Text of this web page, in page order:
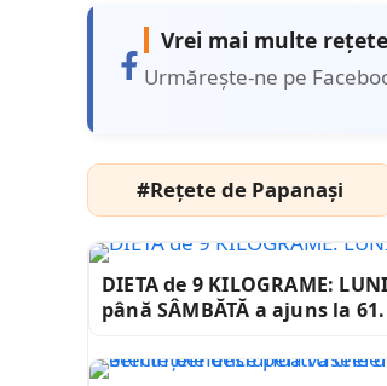
Vrei mai multe
Urmărește-ne pe
#Rețete de Papanași
DIETA de 9 KILOGRAME:
până SÂMBĂTĂ a ajuns la 61.